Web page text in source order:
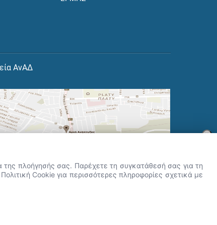
ΑνΑΔ
×
σήμερα.
της πλοήγησής σας. Παρέχετε τη συγκατάθεσή σας για τη
Cookie για περισσότερες πληροφορίες σχετικά με